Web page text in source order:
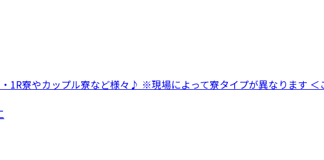
1R寮やカップル寮など様々♪ ※現場によって寮タイプが異なります